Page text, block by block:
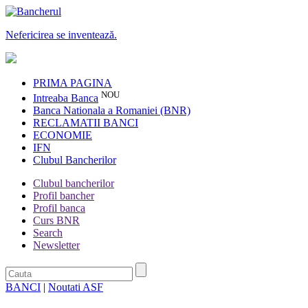
Nefericirea se inventează.
PRIMA PAGINA
Intreaba Banca NOU
Banca Nationala a Romaniei (BNR)
RECLAMATII BANCI
ECONOMIE
IFN
Clubul Bancherilor
Clubul bancherilor
Profil bancher
Profil banca
Curs BNR
Search
Newsletter
BANCI | Noutati ASF